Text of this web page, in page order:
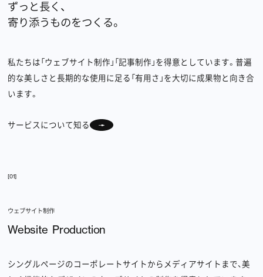
ずっと長く、
寄り添うものをつくる。
私たちは「ウェブサイト制作」「記事制作」を得意としています。普遍
的な美しさと長期的な使用に足る「有用さ」を大切に成果物と向き合
います。
サービスについて知る
[01]
ウェブサイト制作
Website Production
シングルページのコーポレートサイトからメディアサイトまで、美